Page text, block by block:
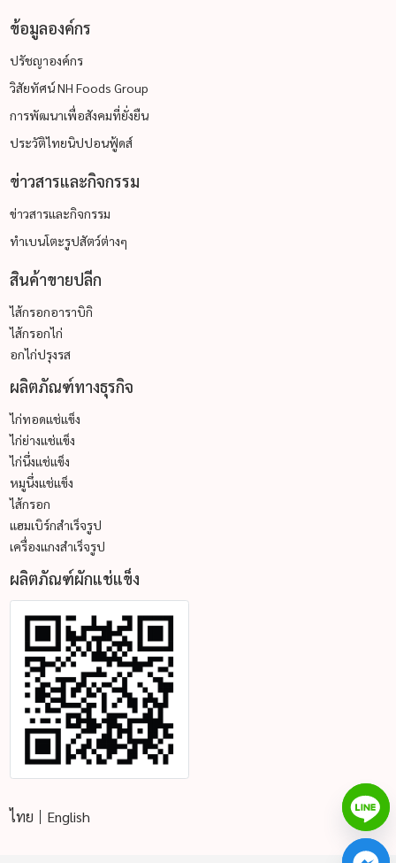
ข้อมูลองค์กร
ปรัชญาองค์กร
วิสัยทัศน์ NH Foods Group
การพัฒนาเพื่อสังคมที่ยั่งยืน
ประวัติไทยนิปปอนฟู้ดส์
ข่าวสารและกิจกรรม
ข่าวสารและกิจกรรม
ทำเบนโตะรูปสัตว์ต่างๆ
สินค้าขายปลีก
ไส้กรอกอาราบิกิ
ไส้กรอกไก่
อกไก่ปรุงรส
ผลิตภัณฑ์ทางธุรกิจ
ไก่ทอดแช่แข็ง
ไก่ย่างแช่แข็ง
ไก่นึ่งแช่แข็ง
หมูนึ่งแช่แข็ง
ไส้กรอก
แฮมเบิร์กสำเร็จรูป
เครื่องแกงสำเร็จรูป
ผลิตภัณฑ์ผักแช่แข็ง
ไทย English